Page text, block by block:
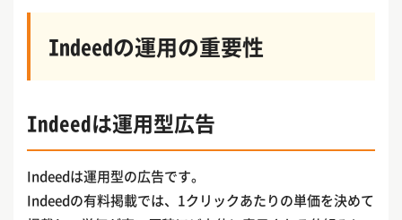
Indeedの運用の重要性
Indeedは運用型広告
Indeedは運用型の広告です。
Indeedの有料掲載では、1クリックあたりの単価を決めて